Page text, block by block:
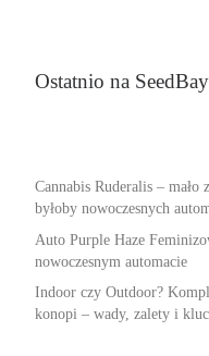
Ostatnio na
Cannabis Ruderalis –
byłoby nowoczesnych
Auto Purple Haze
nowoczesnym automacie
Indoor czy Outdoor?
konopi – wady, zalety i